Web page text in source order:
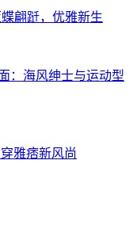
翩跹，优雅新生
：海风绅士与运动型
雅痞新风尚